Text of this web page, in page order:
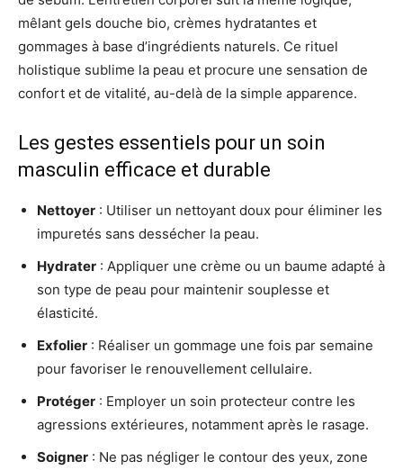
mêlant gels douche bio, crèmes hydratantes et
gommages à base d’ingrédients naturels. Ce rituel
holistique sublime la peau et procure une sensation de
confort et de vitalité, au-delà de la simple apparence.
Les gestes essentiels pour un soin
masculin efficace et durable
Nettoyer : Utiliser un nettoyant doux pour éliminer les
impuretés sans dessécher la peau.
Hydrater : Appliquer une crème ou un baume adapté à
son type de peau pour maintenir souplesse et
élasticité.
Exfolier : Réaliser un gommage une fois par semaine
pour favoriser le renouvellement cellulaire.
Protéger : Employer un soin protecteur contre les
agressions extérieures, notamment après le rasage.
Soigner : Ne pas négliger le contour des yeux, zone